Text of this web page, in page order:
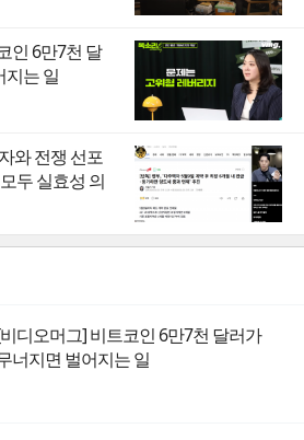
인 6만7천 달
지는 일
와 전쟁 선포
두 실효성 의
디오머그] 비트코인 6만7천 달러가
너지면 벌어지는 일